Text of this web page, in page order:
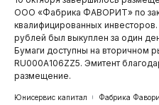
ООО «Фабрика ФАВОРИТ» по
квалифицированных
рублей был выкуплен за один
Бумаги доступны на вторичном
RU000A106ZZ5. Эмитент
размещение.
Юнисервис капитал Фабрика